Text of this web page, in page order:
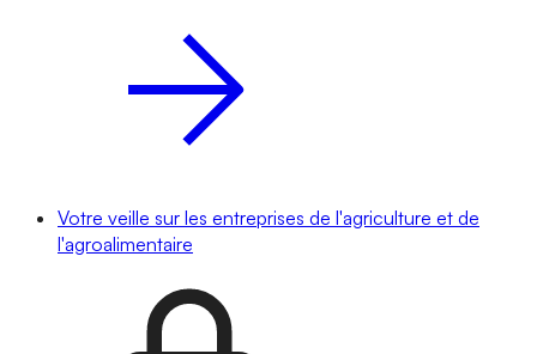
Votre veille sur les entreprises de l'agriculture et de
l'agroalimentaire